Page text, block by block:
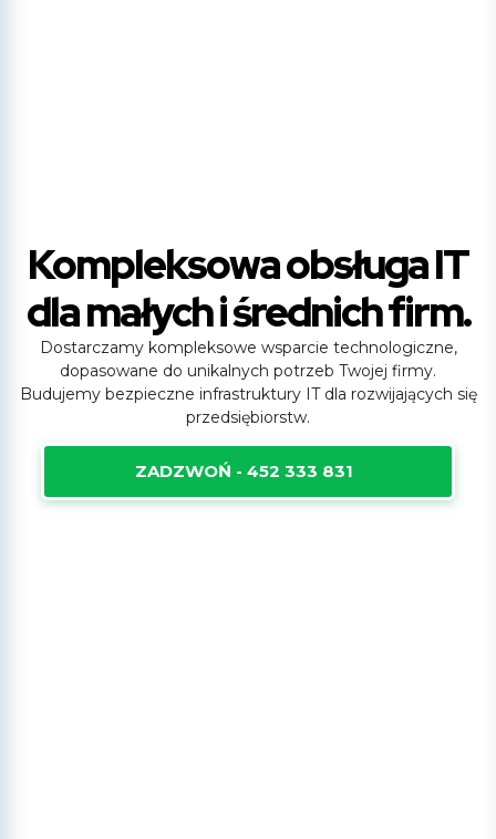
Kompleksowa obsługa IT
dla małych i średnich firm.
Dostarczamy kompleksowe wsparcie technologiczne,
dopasowane do unikalnych potrzeb Twojej firmy.
Budujemy bezpieczne infrastruktury IT dla rozwijających się
przedsiębiorstw.
ZADZWOŃ - 452 333 831